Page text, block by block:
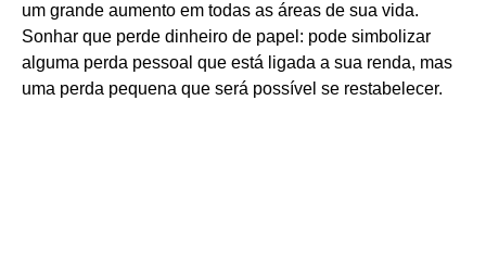
um grande aumento em todas as áreas de sua vida.
Sonhar que perde dinheiro de papel: pode simbolizar
alguma perda pessoal que está ligada a sua renda, mas
uma perda pequena que será possível se restabelecer.